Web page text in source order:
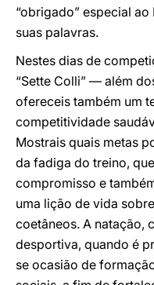
“obrigado” especial
suas palavras.
Nestes dias de
“Sette Colli” — além
ofereceis também um
competitividade
Mostrais quais metas
da fadiga do treino,
compromisso e
uma lição de vida
coetâneos. A natação,
desportiva, quando é
se ocasião de